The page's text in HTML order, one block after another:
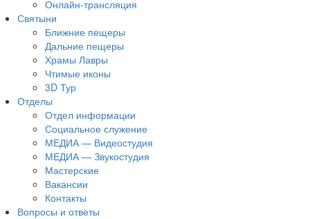
Онлайн-трансляция
Святыни
Ближние пещеры
Дальние пещеры
Храмы Лавры
Чтимые иконы
3D Тур
Отделы
Отдел информации
Социальное служение
МЕДИА — Видеостудия
МЕДИА — Звукостудия
Мастерские
Вакансии
Контакты
Вопросы и ответы